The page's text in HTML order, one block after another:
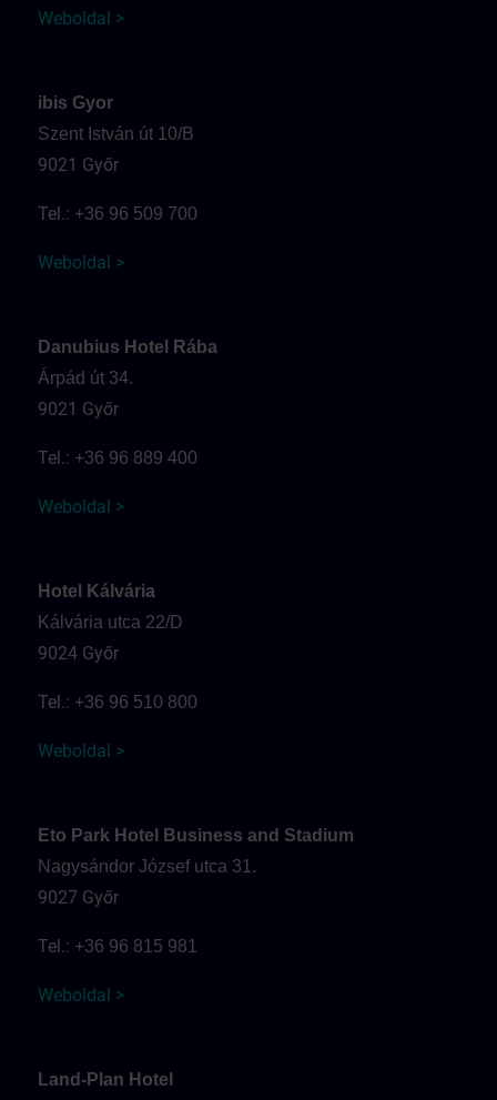
Weboldal >
ibis Gyor
Szent István út 10/B
9021 Győr
Tel.: +36 96 509 700
Weboldal >
Danubius Hotel Rába
Árpád út 34.
9021 Győr
Tel.: +36 96 889 400
Weboldal >
Hotel Kálvária
Kálvária utca 22/D
9024 Győr
Tel.: +36 96 510 800
Weboldal >
Eto Park Hotel Business and Stadium
Nagysándor József utca 31.
9027 Győr
Tel.: +36 96 815 981
Weboldal >
Land-Plan Hotel